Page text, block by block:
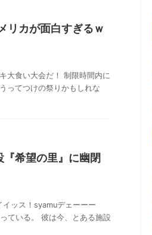
リカが面白すぎるｗ
大食い大会だ！ 制限時間内に
ってつけの祭りかもしれな
『希望の里』に幽閉
ッス！syamuデェーーー
ている。 彼は今、とある施設